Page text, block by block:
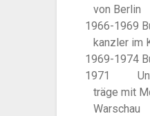
von Berlin
1966-1969
kanzler im
1969-1974
1971
träge mit
Warschau